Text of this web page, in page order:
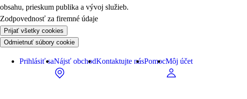
obsahu, prieskum publika a vývoj služieb.
Zodpovednosť za firemné údaje
Prijať všetky cookies
Odmietnuť súbory cookie
Prihlásiť saNájsť obchodKontaktujte násPomocMôj účet